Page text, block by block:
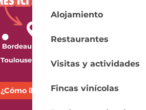
Alojamiento
Restaurantes
Visitas y actividades
Fincas vinícolas
¿Cómo llegar?